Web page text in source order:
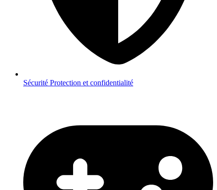
Sécurité Protection et confidentialité